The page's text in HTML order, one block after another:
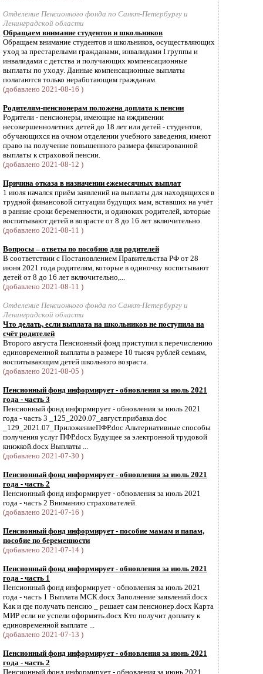
Отделение Пенсионного фонда по Санкт-Петербургу и
Ленинградской области
Обращаем внимание студентов и школьников
Обращаем внимание студентов и школьников, осуществляющих
уход за престарелыми гражданами, инвалидами I группы и
инвалидами с детства и получающих компенсационные
выплаты по уходу. Данные компенсационные выплаты
полагаются только неработающим гражданам.
(добавлено 2021-08-16 )
Родителям-пенсионерам положена доплата к пенсии
Родители - пенсионеры, имеющие на иждивении
несовершеннолетних детей до 18 лет или детей - студентов,
обучающихся на очном отделении учебного заведения, имеют
право на получение повышенного размера фиксированной
выплаты к страховой пенсии.
(добавлено 2021-08-12 )
Причина отказа в назначении ежемесячных выплат
1 июля начался приём заявлений на выплаты для находящихся в
трудной финансовой ситуации будущих мам, вставших на учёт
в ранние сроки беременности, и одиноких родителей, которые
воспитывают детей в возрасте от 8 до 16 лет включительно.
(добавлено 2021-08-11 )
Вопросы – ответы по пособию для родителей
В соответствии с Постановлением Правительства РФ от 28
июня 2021 года родителям, которые в одиночку воспитывают
детей от 8 до 16 лет включительно,...
(добавлено 2021-08-11 )
Отделение Пенсионного фонда по Санкт-Петербургу и
Ленинградской области
Что делать, если выплата на школьников не поступила на
счёт родителей
Второго августа Пенсионный фонд приступил к перечислению
единовременной выплаты в размере 10 тысяч рублей семьям,
воспитывающим детей школьного возраста.
(добавлено 2021-08-05 )
Пенсионный фонд информирует - обновления за июль 2021
года - часть 3
Пенсионный фонд информирует - обновления за июль 2021
года - часть 3 _125_2020.07_август.прибавка.doc
_129_2021.07_ПриложениеПФР.doc Альтернативные способы
получения услуг ПФР.docx Будущее за электронной трудовой
книжкой.docx Выплаты ...
(добавлено 2021-07-30 )
Пенсионный фонд информирует - обновления за июль 2021
года - часть 2
Пенсионный фонд информирует - обновления за июль 2021
года - часть 2 Вниманию страхователей.
(добавлено 2021-07-16 )
Пенсионный фонд информирует - пособие мамам и папам,
пособие по беременности
(добавлено 2021-07-14 )
Пенсионный фонд информирует - обновления за июль 2021
года - часть 1
Пенсионный фонд информирует - обновления за июль 2021
года - часть 1 Выплата МСК.docx Заполнение заявлений.docx
Как и где получать пенсию _ решает сам пенсионер.docx Карта
МИР если не успели оформить.docx Кто получит доплату к
единовременной выплате ...
(добавлено 2021-07-13 )
Пенсионный фонд информирует - обновления за июнь 2021
года - часть 2
Пенсионный фонд информирует - обновления за июнь 2021